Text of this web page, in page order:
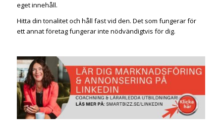
eget innehåll.
Hitta din tonalitet och håll fast vid den. Det som fungerar för
ett annat företag fungerar inte nödvändigtvis för dig.